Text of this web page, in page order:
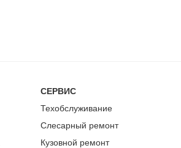
СЕРВИС
Техобслуживание
Слесарный ремонт
Кузовной ремонт